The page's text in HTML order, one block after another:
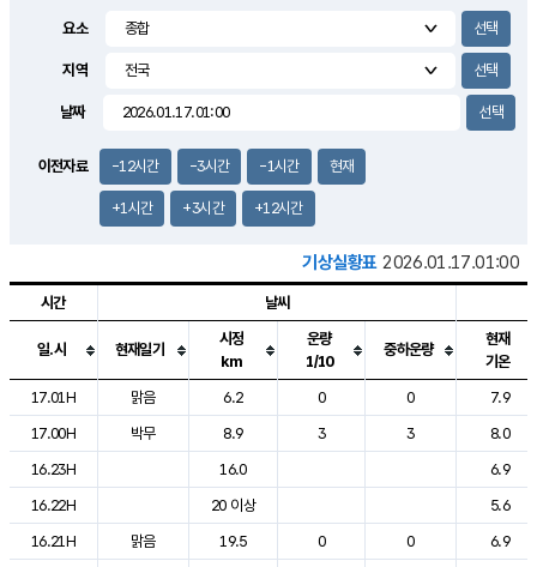
1.6m/s
요소
지역
날짜
이전자료 -12시간 -3시간 -1시간 현재
+1시간 +3시간 +12시간
기상실황표 2026.01.17.01:00
도시별 기상실황표로 지점, 날씨, 기온, 강수, 바람, 기압등을 안내한 표입
시간 날씨
일.시 현재일기
시정
km
운량
1/10
중하운량
현재
기온
17.01H
맑음 6.2 0 0
7.9
17.00H
박무 8.9 3 3
8.0
16.23H
16.0
6.9
16.22H
20 이상
5.6
16.21H
맑음 19.5 0 0
6.9